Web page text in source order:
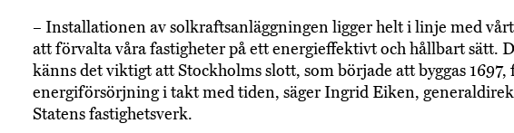
– Installationen av solkraftsanläggningen ligger helt i linje med
att förvalta våra fastigheter på ett energieffektivt och hållbart sätt.
känns det viktigt att Stockholms slott, som började att byggas 1697,
energiförsörjning i takt med tiden, säger Ingrid Eiken,
Statens fastighetsverk.